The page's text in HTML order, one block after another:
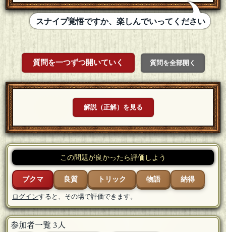
スナイプ覚悟ですか、楽しんでいってください
質問を一つずつ開いていく 質問を全部開く
解説（正解）を見る
この問題が良かったら評価しよう
ブクマ 良質 トリック 物語 納得
ログインすると、その場で評価できます。
参加者一覧 3人